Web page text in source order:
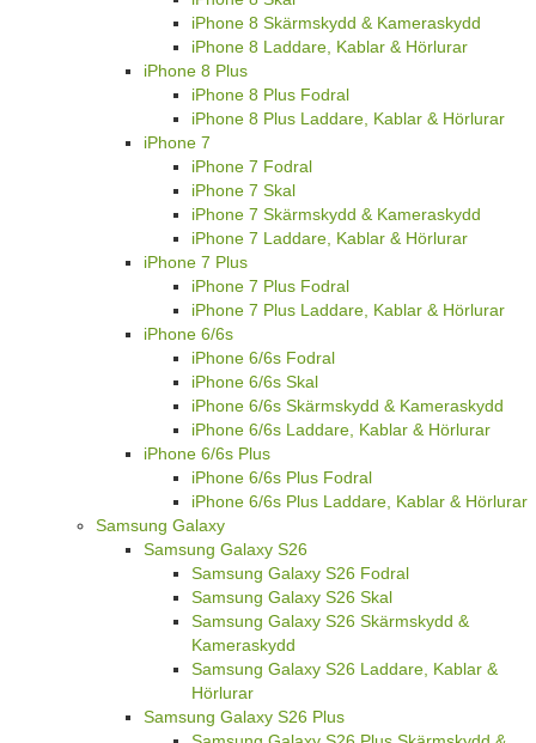
iPhone 8 Skärmskydd & Kameraskydd
iPhone 8 Laddare, Kablar & Hörlurar
iPhone 8 Plus
iPhone 8 Plus Fodral
iPhone 8 Plus Laddare, Kablar & Hörlurar
iPhone 7
iPhone 7 Fodral
iPhone 7 Skal
iPhone 7 Skärmskydd & Kameraskydd
iPhone 7 Laddare, Kablar & Hörlurar
iPhone 7 Plus
iPhone 7 Plus Fodral
iPhone 7 Plus Laddare, Kablar & Hörlurar
iPhone 6/6s
iPhone 6/6s Fodral
iPhone 6/6s Skal
iPhone 6/6s Skärmskydd & Kameraskydd
iPhone 6/6s Laddare, Kablar & Hörlurar
iPhone 6/6s Plus
iPhone 6/6s Plus Fodral
iPhone 6/6s Plus Laddare, Kablar & Hörlurar
Samsung Galaxy
Samsung Galaxy S26
Samsung Galaxy S26 Fodral
Samsung Galaxy S26 Skal
Samsung Galaxy S26 Skärmskydd &
Kameraskydd
Samsung Galaxy S26 Laddare, Kablar &
Hörlurar
Samsung Galaxy S26 Plus